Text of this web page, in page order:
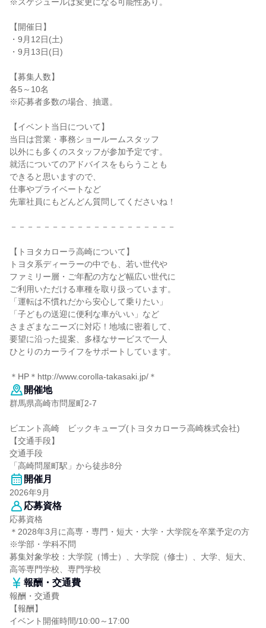
【開催日】
・9月12日(土)
・9月13日(日)
【募集人数】
各5～10名
※応募者多数の場合、抽選。
【イベント当日について】
当日は営業・事務ショールームスタッフ
以外にも多くのスタッフが参加予定です。
就活についてのアドバイスをもらうことも
できると思いますので、
仕事やプライベートなど
先輩社員にもどんどん質問してくださいね！
－－－－－－－－－－－－－－－－－－－－
【トヨタカローラ高崎について】
トヨタ系ディーラーの中でも、若い世代や
ファミリー層・ご年配の方など幅広い世代に
ご利用いただける車種を取り扱っています。
「運転は不慣れだから安心して乗りたい」
「子どもの送迎に便利な車がいい」など
さまざまなニーズに対応！地域に密着して、
要望に沿った提案、多様なサービスで一人
ひとりのカーライフをサポートしています。
＊HP＊http://www.corolla-takasaki.jp/＊
開催地
群馬県高崎市問屋町2-7
ビエント高崎 ビックキューブ(トヨタカローラ高崎株式会社)
【交通手段】
交通手段
「高崎問屋町駅」から徒歩8分
開催月
2026年9月
応募資格
応募資格
＊2028年3月に高専・専門・短大・大学・大学院を卒業予定の方
※学部・学科不問
募集対象学校：大学院（博士）、大学院（修士）、大学、短大、
高等専門学校、専門学校
報酬・交通費
報酬・交通費
【報酬】
イベント開催時間/10:00～17:00